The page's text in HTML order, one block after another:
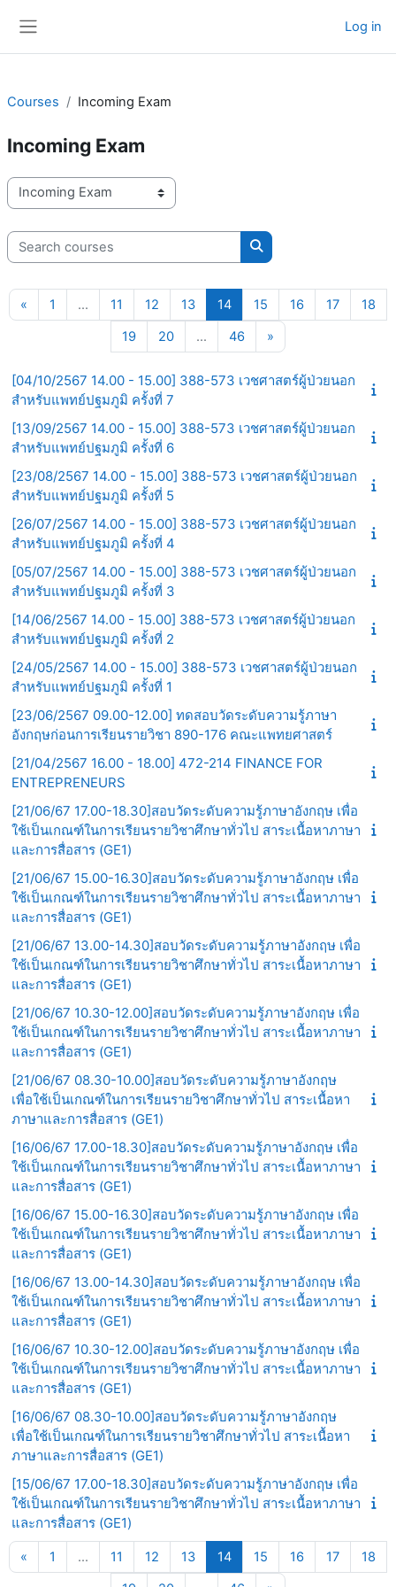
Log in
Courses Incoming Exam
Incoming Exam
Course categories
Search courses
Search courses
« Previous page
1 Page 1
… 11 Page 11
12 Page 12
13Page 13
14Page 14
15 Page 15
16Page 16
17Page 17
18
19Page 19
20Page 20
… 46Page 46
»Next page
[04/10/2567 14.00 - 15.00] 388-573 เวชศาสตร์ผู้ป่วยนอก
สำหรับแพทย์ปฐมภูมิ ครั้งที่ 7
[13/09/2567 14.00 - 15.00] 388-573 เวชศาสตร์ผู้ป่วยนอก
สำหรับแพทย์ปฐมภูมิ ครั้งที่ 6
[23/08/2567 14.00 - 15.00] 388-573 เวชศาสตร์ผู้ป่วยนอก
สำหรับแพทย์ปฐมภูมิ ครั้งที่ 5
[26/07/2567 14.00 - 15.00] 388-573 เวชศาสตร์ผู้ป่วยนอก
สำหรับแพทย์ปฐมภูมิ ครั้งที่ 4
[05/07/2567 14.00 - 15.00] 388-573 เวชศาสตร์ผู้ป่วยนอก
สำหรับแพทย์ปฐมภูมิ ครั้งที่ 3
[14/06/2567 14.00 - 15.00] 388-573 เวชศาสตร์ผู้ป่วยนอก
สำหรับแพทย์ปฐมภูมิ ครั้งที่ 2
[24/05/2567 14.00 - 15.00] 388-573 เวชศาสตร์ผู้ป่วยนอก
สำหรับแพทย์ปฐมภูมิ ครั้งที่ 1
[23/06/2567 09.00-12.00] ทดสอบวัดระดับความรู้ภาษา
อังกฤษก่อนการเรียนรายวิชา 890-176 คณะแพทยศาสตร์
[21/04/2567 16.00 - 18.00] 472-214 FINANCE FOR
ENTREPRENEURS
[21/06/67 17.00-18.30]สอบวัดระดับความรู้ภาษาอังกฤษ เพื่อ
ใช้เป็นเกณฑ์ในการเรียนรายวิชาศึกษาทั่วไป สาระเนื้อหาภาษา
และการสื่อสาร (GE1)
[21/06/67 15.00-16.30]สอบวัดระดับความรู้ภาษาอังกฤษ เพื่อ
ใช้เป็นเกณฑ์ในการเรียนรายวิชาศึกษาทั่วไป สาระเนื้อหาภาษา
และการสื่อสาร (GE1)
[21/06/67 13.00-14.30]สอบวัดระดับความรู้ภาษาอังกฤษ เพื่อ
ใช้เป็นเกณฑ์ในการเรียนรายวิชาศึกษาทั่วไป สาระเนื้อหาภาษา
และการสื่อสาร (GE1)
[21/06/67 10.30-12.00]สอบวัดระดับความรู้ภาษาอังกฤษ เพื่อ
ใช้เป็นเกณฑ์ในการเรียนรายวิชาศึกษาทั่วไป สาระเนื้อหาภาษา
และการสื่อสาร (GE1)
[21/06/67 08.30-10.00]สอบวัดระดับความรู้ภาษาอังกฤษ
เพื่อใช้เป็นเกณฑ์ในการเรียนรายวิชาศึกษาทั่วไป สาระเนื้อหา
ภาษาและการสื่อสาร (GE1)
[16/06/67 17.00-18.30]สอบวัดระดับความรู้ภาษาอังกฤษ เพื่อ
ใช้เป็นเกณฑ์ในการเรียนรายวิชาศึกษาทั่วไป สาระเนื้อหาภาษา
และการสื่อสาร (GE1)
[16/06/67 15.00-16.30]สอบวัดระดับความรู้ภาษาอังกฤษ เพื่อ
ใช้เป็นเกณฑ์ในการเรียนรายวิชาศึกษาทั่วไป สาระเนื้อหาภาษา
และการสื่อสาร (GE1)
[16/06/67 13.00-14.30]สอบวัดระดับความรู้ภาษาอังกฤษ เพื่อ
ใช้เป็นเกณฑ์ในการเรียนรายวิชาศึกษาทั่วไป สาระเนื้อหาภาษา
และการสื่อสาร (GE1)
[16/06/67 10.30-12.00]สอบวัดระดับความรู้ภาษาอังกฤษ เพื่อ
ใช้เป็นเกณฑ์ในการเรียนรายวิชาศึกษาทั่วไป สาระเนื้อหาภาษา
และการสื่อสาร (GE1)
[16/06/67 08.30-10.00]สอบวัดระดับความรู้ภาษาอังกฤษ
เพื่อใช้เป็นเกณฑ์ในการเรียนรายวิชาศึกษาทั่วไป สาระเนื้อหา
ภาษาและการสื่อสาร (GE1)
[15/06/67 17.00-18.30]สอบวัดระดับความรู้ภาษาอังกฤษ เพื่อ
ใช้เป็นเกณฑ์ในการเรียนรายวิชาศึกษาทั่วไป สาระเนื้อหาภาษา
และการสื่อสาร (GE1)
« Previous page
1 Page 1
… 11 Page 11
12 Page 12
13Page 13
14Page 14
15 Page 15
16Page 16
17Page 17
18